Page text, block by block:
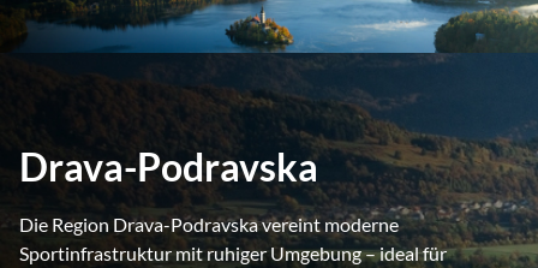
Drava-Podravska
Die Region Drava-Podravska vereint moderne
Sportinfrastruktur mit ruhiger Umgebung – ideal für